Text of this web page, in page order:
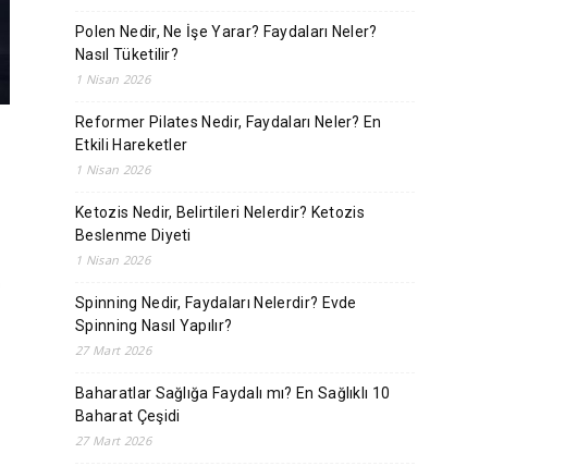
Polen Nedir, Ne İşe Yarar? Faydaları Neler?
Nasıl Tüketilir?
1 Nisan 2026
Reformer Pilates Nedir, Faydaları Neler? En
Etkili Hareketler
1 Nisan 2026
Ketozis Nedir, Belirtileri Nelerdir? Ketozis
Beslenme Diyeti
1 Nisan 2026
Spinning Nedir, Faydaları Nelerdir? Evde
Spinning Nasıl Yapılır?
27 Mart 2026
Baharatlar Sağlığa Faydalı mı? En Sağlıklı 10
Baharat Çeşidi
27 Mart 2026